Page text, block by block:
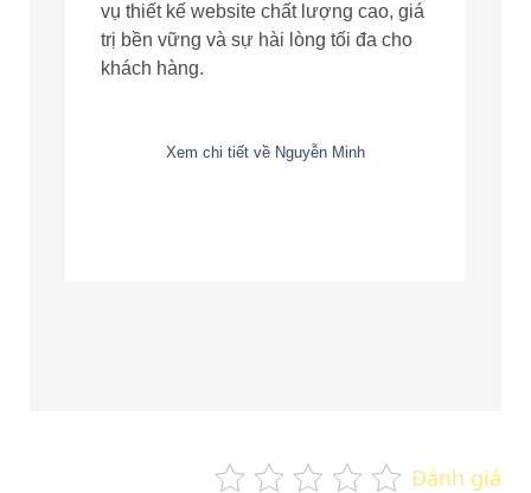
vụ thiết kế website chất lượng cao, giá
trị bền vững và sự hài lòng tối đa cho
khách hàng.
Xem chi tiết về Nguyễn Minh
Đánh giá